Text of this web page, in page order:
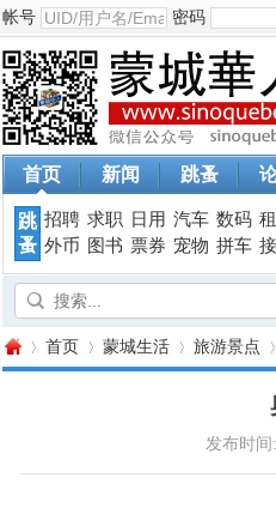
帐号 密码
首页 新闻 跳蚤
跳
蚤
招聘 求职 日用 汽车 数码
外币
图书 票券 宠物 拼车
首页 蒙城生活 旅游景点
›
发布时